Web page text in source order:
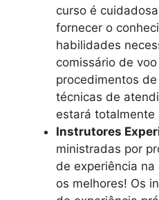
curso é
fornecer o
habilidades
comissário de
procedimentos
técnicas de
estará totalmente
Instrutores
ministradas por
de experiência
os melhores! Os